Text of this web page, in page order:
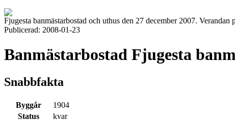
Fjugesta banmästarbostad och uthus den 27 december 2007.
Publicerad: 2008-01-23
Banmästarbostad Fjugesta
Snabbfakta
Byggår
1904
Status
kvar